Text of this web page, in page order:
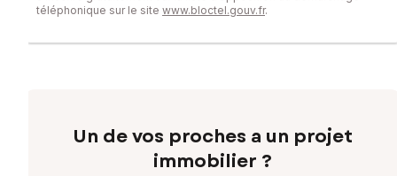
téléphonique sur le site www.bloctel.gouv.fr.
Un de vos proches a un projet
immobilier ?